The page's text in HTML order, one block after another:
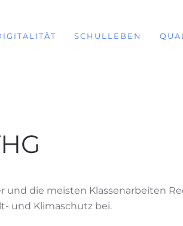
SCHULLEBEN
die meisten Klassenarbeiten
und Klimaschutz bei.